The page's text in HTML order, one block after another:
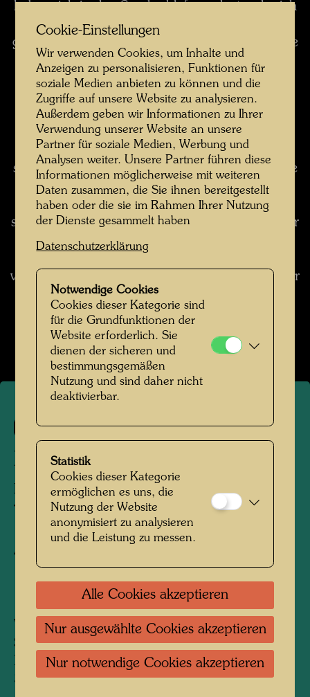
habe mich in den Sand schlafen gelegt, oder ich
bin in eine Hütte eingedrungen und habe dort
geschlafen. In so einer Hütte habe ich dann eine
Weile gewohnt. "Rechnung" heißt das Bild, weil
ich damals, glaube ich, 12.000 Lire hatte. Ich
hatte mir vorgenommen, drei Monate dort zu
leben, und da mußte ich die 12.000 Lire durch
90 - 90 Tage - dividieren, und das bedeutete,
daß ich täglich 133 Lire ausgeben durfte. Das
schrieb ich auf das Papier. Und rundherum habe
ich dann dieses Bild gerankt. Nach einigen
Tagen kam dann auch der Weinbauer. Er war
sehr nett. Anstatt böse zu sein, hat er mir immer
Weintrauben gegeben und auch etwas zu essen,
verlebt. Ich bin zwar nicht drei Monate, aber sehr
lange dort geblieben. (aus: Hundertwasser,
Buchheim Verlag, Feldafing 1964 und Ausg.
1973, S. 38)
183
IL CONTO
DIE RECHNUNG
The Account
Aquarell
Venice, San Pietro in Volta, garden of the
Schiavon family, July 1954, in the company of
Nicole
370 mm x 540 mm
Cookie-Einstellungen
Wir verwenden Cookies, um Inhalte und
Anzeigen zu personalisieren, Funktionen für
soziale Medien anbieten zu können und die
Zugriffe auf unsere Website zu analysieren.
Außerdem geben wir Informationen zu Ihrer
Verwendung unserer Website an unsere
Partner für soziale Medien, Werbung und
Analysen weiter. Unsere Partner führen diese
Informationen möglicherweise mit weiteren
Daten zusammen, die Sie ihnen bereitgestellt
haben oder die sie im Rahmen Ihrer Nutzung
der Dienste gesammelt haben
Datenschutzerklärung
Notwendige Cookies
Cookies dieser Kategorie sind
für die Grundfunktionen der
Website erforderlich. Sie
dienen der sicheren und
bestimmungsgemäßen
Nutzung und sind daher nicht
deaktivierbar.
Statistik
Cookies dieser Kategorie
ermöglichen es uns, die
Nutzung der Website
anonymisiert zu analysieren
und die Leistung zu messen.
Alle Cookies akzeptieren
Nur ausgewählte Cookies akzeptieren
Nur notwendige Cookies akzeptieren